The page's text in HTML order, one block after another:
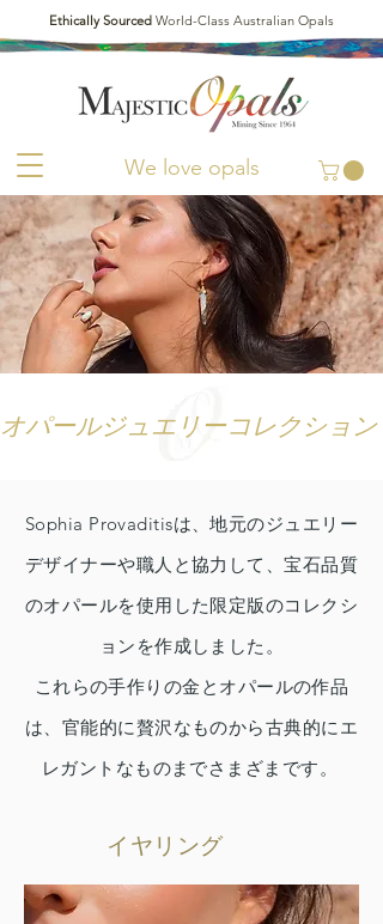
We love opals
Ethically Sourced World-Class Australian Opals
オパールジュエリーコレクション
Sophia Provaditisは、地元のジュエリー
デザイナーや職人と協力して、宝石品質
のオパールを使用した限定版のコレクシ
ョンを作成しました。
これらの手作りの金とオパールの作品
は、官能的に贅沢なものから古典的にエ
レガントなものまでさまざまです。
イヤリング